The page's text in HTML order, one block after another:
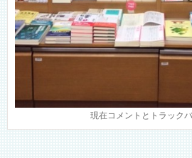
現在コメントとトラック